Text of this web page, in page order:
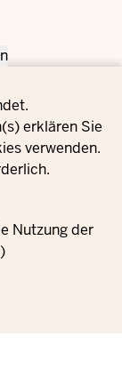
erklären Sie
verwenden.
Nutzung der